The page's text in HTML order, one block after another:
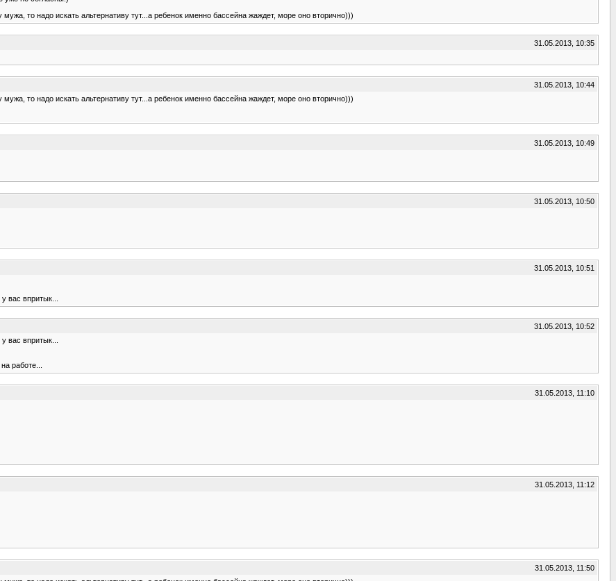
то надо искать альтернативу тут...а ребенок именно бассейна жаждет, море оно вторично)))
31.05.2013, 10:35
31.05.2013, 10:44
то надо искать альтернативу тут...а ребенок именно бассейна жаждет, море оно вторично)))
31.05.2013, 10:49
31.05.2013, 10:50
31.05.2013, 10:51
вас впритык...
31.05.2013, 10:52
вас впритык...
работе...
31.05.2013, 11:10
31.05.2013, 11:12
31.05.2013, 11:50